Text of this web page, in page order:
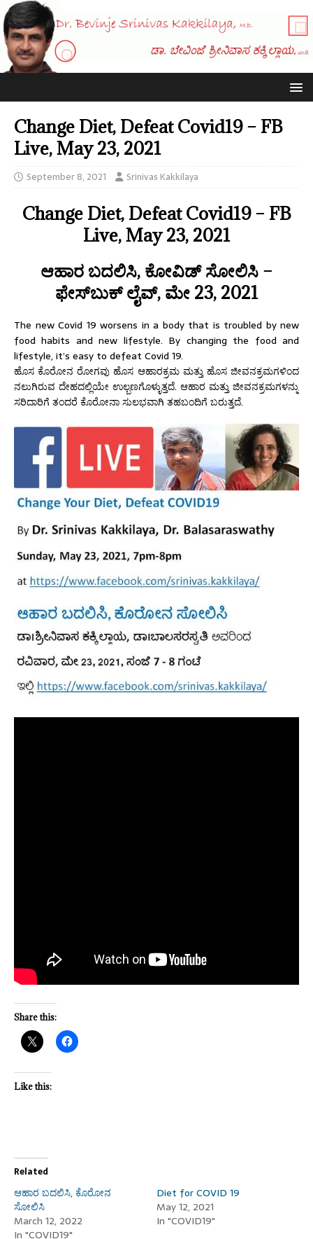
Change Diet, Defeat Covid19 – FB
Live, May 23, 2021
September 8, 2021 Srinivas Kakkilaya
Change Diet, Defeat Covid19 – FB
Live, May 23, 2021
ಆಹಾರ ಬದಲಿಸಿ, ಕೋವಿಡ್ ಸೋಲಿಸಿ –
ಫೇಸ್‌ಬುಕ್ ಲೈವ್, ಮೇ 23, 2021
The new Covid 19 worsens in a body that is troubled by new
food habits and new lifestyle. By changing the food and
lifestyle, it’s easy to defeat Covid 19.
ಹೊಸ ಕೊರೋನ ರೋಗವು ಹೊಸ ಆಹಾರಕ್ರಮ ಮತ್ತು ಹೊಸ ಜೀವನಕ್ರಮಗಳಿಂದ
ನಲುಗಿರುವ ದೇಹದಲ್ಲಿಯೇ ಉಲ್ಬಣಗೊಳ್ಳುತ್ತದೆ. ಆಹಾರ ಮತ್ತು ಜೀವನಕ್ರಮಗಳನ್ನು
ಸರಿದಾರಿಗೆ ತಂದರೆ ಕೊರೋನಾ ಸುಲಭವಾಗಿ ತಹಬಂದಿಗೆ ಬರುತ್ತದೆ.
Share this:
Like this:
Related
ಆಹಾರ ಬದಲಿಸಿ, ಕೊರೋನ
ಸೋಲಿಸಿ
March 12, 2022
In "COVID19"
Diet for COVID 19
May 12, 2021
In "COVID19"